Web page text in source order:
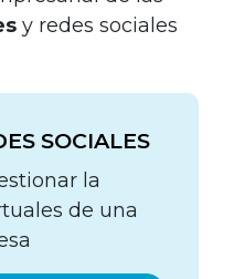
y redes sociales
SOCIALES
la
de una